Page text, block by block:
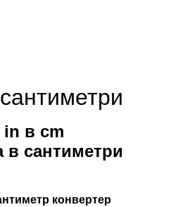
in в cm
в сантиметри
конвертер